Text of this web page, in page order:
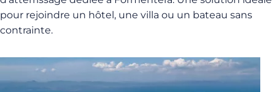
pour rejoindre un hôtel, une villa ou un bateau sans
contrainte.